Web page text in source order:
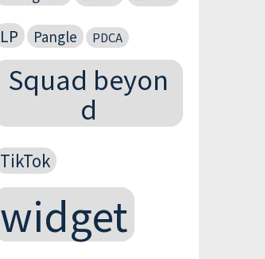
LP Pangle PDCA
Squad beyon
d
TikTok
widget